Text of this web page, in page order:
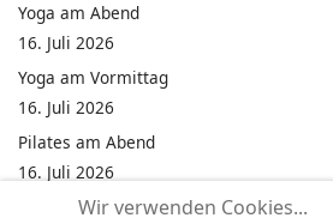
Yoga am Abend
16. Juli 2026
Yoga am Vormittag
16. Juli 2026
Pilates am Abend
16. Juli 2026
Jumping Fitness Intervall
Wir verwenden Cookies...